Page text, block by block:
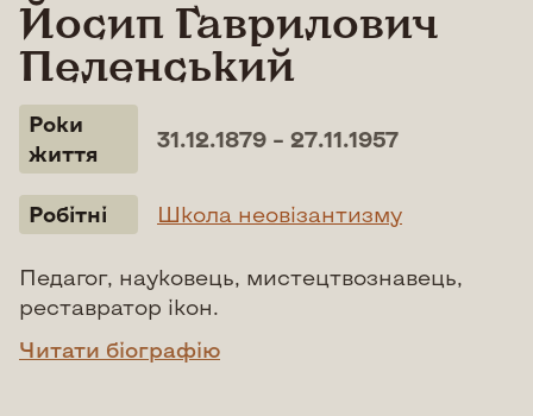
Йосип Гаврилович
Пеленський
Роки
життя
31.12.1879 – 27.11.1957
Робітні Школа неовізантизму
Педагог, науковець, мистецтвознавець,
реставратор ікон.
Читати біографію